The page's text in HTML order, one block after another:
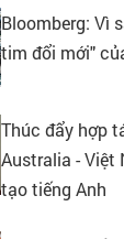
Bloomberg: Vì
tim đổi mới"
Thúc đẩy hợp
Australia - Việt
tạo tiếng Anh